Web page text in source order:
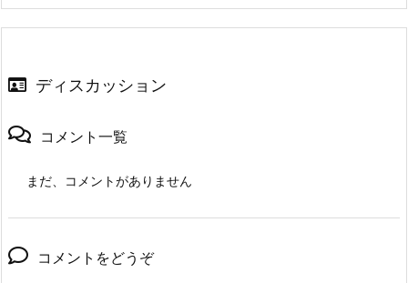
ディスカッション
コメント一覧
まだ、コメントがありません
コメントをどうぞ